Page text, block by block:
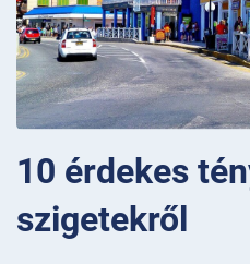
10 érdekes
szigetekről